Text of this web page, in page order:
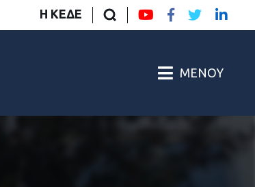
Η ΚΕΔΕ
ΜΕΝΟΎ